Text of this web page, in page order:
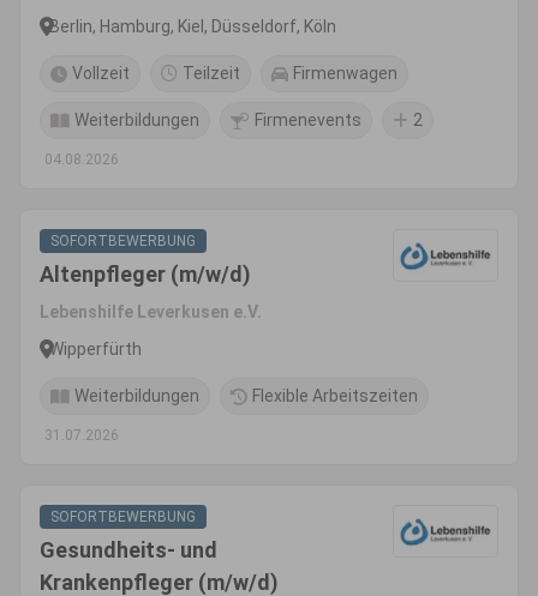
Berlin, Hamburg, Kiel, Düsseldorf, Köln
Vollzeit Teilzeit Firmenwagen
Weiterbildungen Firmenevents 2
04.08.2026
SOFORTBEWERBUNG
Altenpfleger (m/w/d)
Lebenshilfe Leverkusen e.V.
Wipperfürth
Weiterbildungen Flexible Arbeitszeiten
31.07.2026
SOFORTBEWERBUNG
Gesundheits- und
Krankenpfleger (m/w/d)